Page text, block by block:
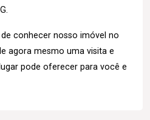
conhecer nosso imóvel no
agora mesmo uma visita e
pode oferecer para você e